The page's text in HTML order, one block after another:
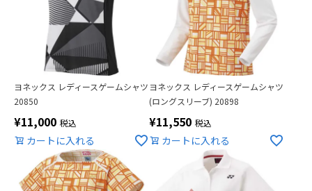
ヨネックス レディースゲームシャツ
20850
¥11,000 税込
カートに入れる
ヨネックス レディースゲームシャツ
(ロングスリーブ) 20898
¥11,550 税込
カートに入れる